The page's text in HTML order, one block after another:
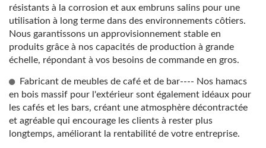
résistants à la corrosion et aux embruns salins pour une
utilisation à long terme dans des environnements côtiers.
Nous garantissons un approvisionnement stable en
produits grâce à nos capacités de production à grande
échelle, répondant à vos besoins de commande en gros.
Fabricant de meubles de café et de bar---- Nos hamacs
en bois massif pour l'extérieur sont également idéaux pour
les cafés et les bars, créant une atmosphère décontractée
et agréable qui encourage les clients à rester plus
longtemps, améliorant la rentabilité de votre entreprise.